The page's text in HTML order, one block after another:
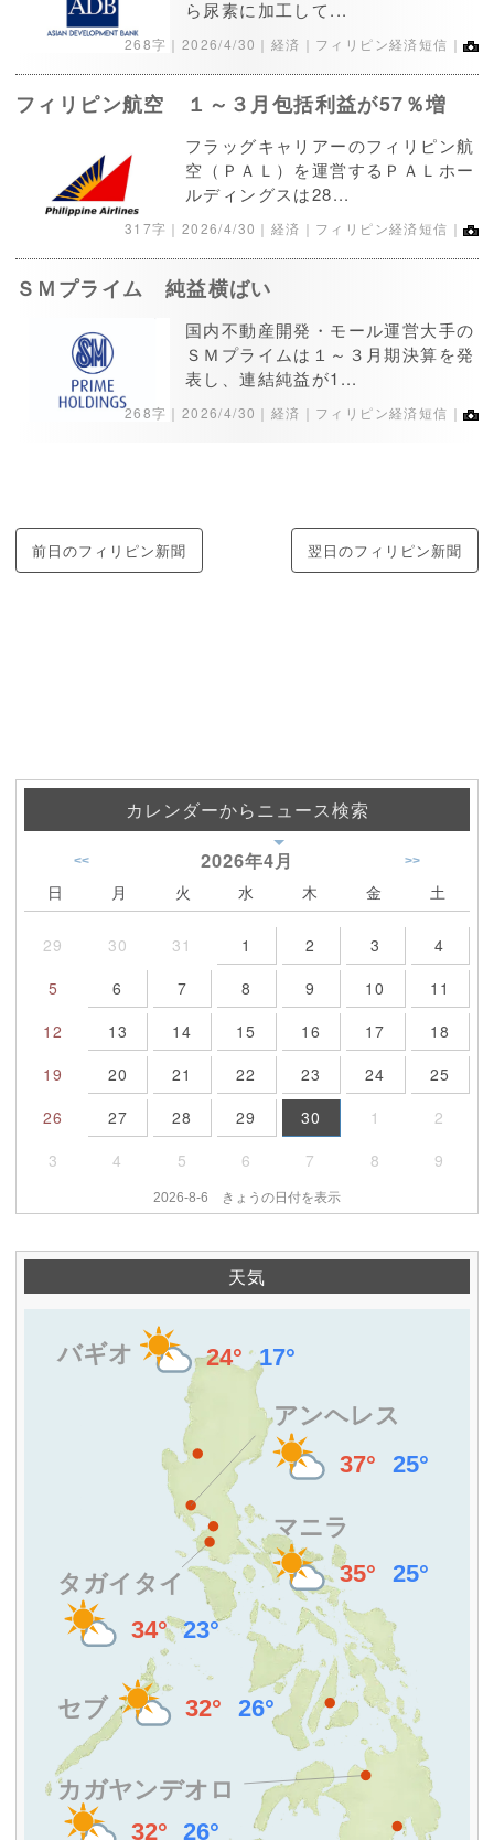
ら尿素に加工して...
268字｜ 2026/4/30 ｜経済｜フィリピン経済短信｜
フィリピン航空 １～３月包括利益が57％増
フラッグキャリアーのフィリピン航
空（ＰＡＬ）を運営するＰＡＬホー
ルディングスは28...
317字｜ 2026/4/30 ｜経済｜フィリピン経済短信｜
ＳＭプライム 純益横ばい
国内不動産開発・モール運営大手の
ＳＭプライムは１～３月期決算を発
表し、連結純益が1...
268字｜ 2026/4/30 ｜経済｜フィリピン経済短信｜
前日のフィリピン新聞 翌日のフィリピン新聞
カレンダーからニュース検索
2026年4月
<< >>
日 月 火 水 木 金 土
29 30 31 1 2 3
4
5
6 7 8 9 10
11
12
13 14 15 16 17
18
19
20 21 22 23 24
25
26
27 28 29 30 1
2
3
4 5 6 7 8 9
2026-8-6 きょうの日付を表示
天気